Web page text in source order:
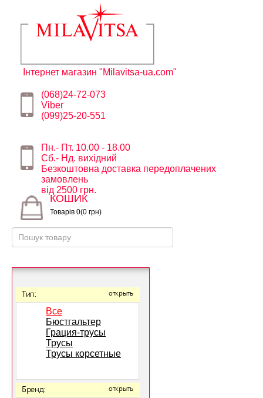
Інтернет магазин "Milavitsa-ua.com"
(068)24-72-073
Viber
(099)25-20-551
Пн.- Пт. 10.00 - 18.00
Сб.- Нд. вихідний
Безкоштовна доставка передоплачених
замовлень
від 2500 грн.
КОШИК
Товарів 0(0 грн)
Тип: открыть
Все
Бюстгальтер
Грация-трусы
Трусы
Трусы корсетные
Бренд: открыть